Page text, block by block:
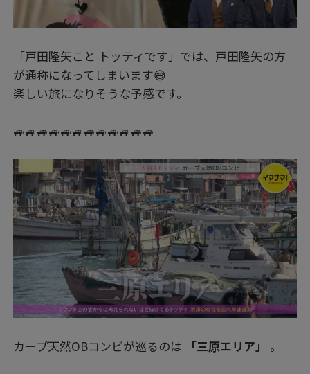
「戸田隆矢こと トッティです」では、戸田隆矢の方
が通称になってしまいます😅
楽しい旅になりそうな予感です。
🚙🚙🚙🚙🚙🚙🚙🚙🚙🚙🚙🚙
カープ天然OBコンビが巡るのは 「三原エリア」 。